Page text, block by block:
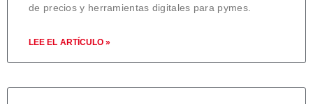
de precios y herramientas digitales para pymes.
LEE EL ARTÍCULO »